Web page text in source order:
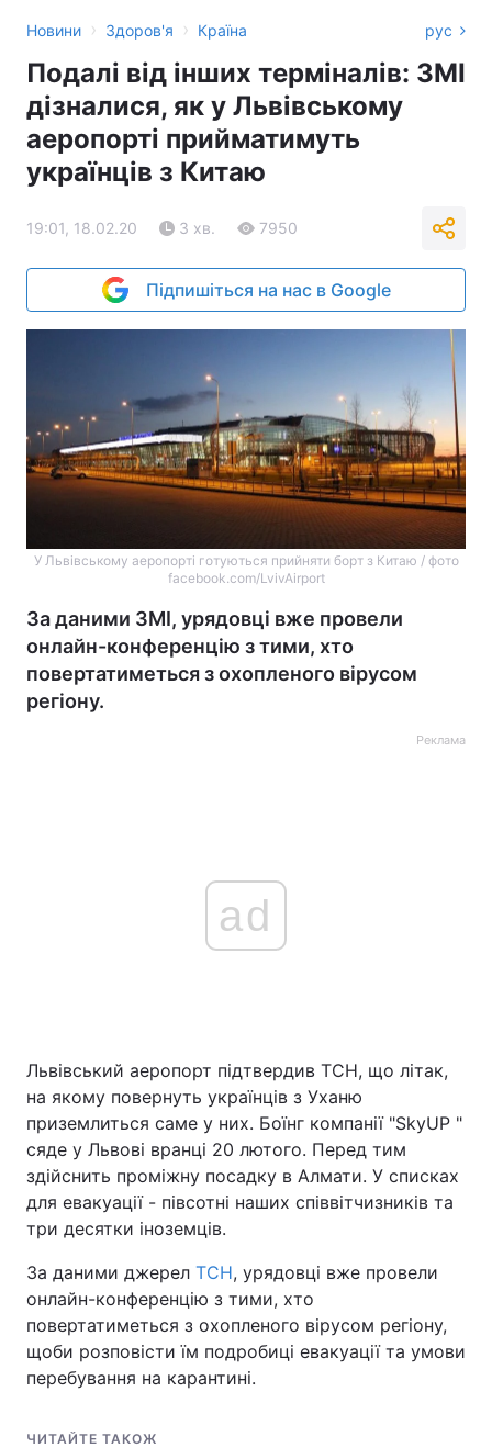
Новини › Здоров'я › Країна рус
Подалі від інших терміналів: ЗМІ
дізналися, як у Львівському
аеропорті прийматимуть
українців з Китаю
19:01, 18.02.20 3 хв. 7950
Підпишіться на нас в Google
У Львівському аеропорті готуються прийняти борт з Китаю / фото
facebook.com/LvivAirport
За даними ЗМІ, урядовці вже провели
онлайн-конференцію з тими, хто
повертатиметься з охопленого вірусом
регіону.
Реклама
ad
Львівський аеропорт підтвердив ТСН, що літак,
на якому повернуть українців з Уханю
приземлиться саме у них. Боїнг компанії "SkyUP "
сяде у Львові вранці 20 лютого. Перед тим
здійснить проміжну посадку в Алмати. У списках
для евакуації - півсотні наших співвітчизників та
три десятки іноземців.
За даними джерел ТСН, урядовці вже провели
онлайн-конференцію з тими, хто
повертатиметься з охопленого вірусом регіону,
щоби розповісти їм подробиці евакуації та умови
перебування на карантині.
ЧИТАЙТЕ ТАКОЖ